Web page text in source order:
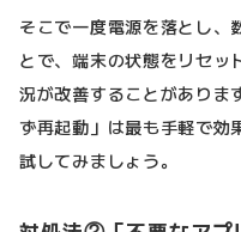
そこで一度電源を落とし、
とで、端末の状態をリセッ
況が改善することがありま
ず再起動」は最も手軽で効
試してみましょう。